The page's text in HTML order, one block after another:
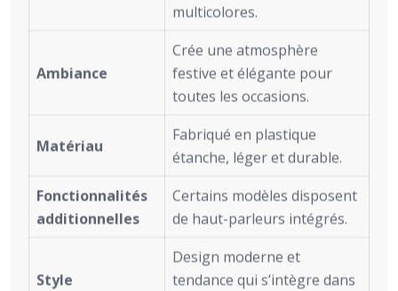
multicolores.
Ambiance
Crée une atmosphère
festive et élégante pour
toutes les occasions.
Matériau
Fabriqué en plastique
étanche, léger et durable.
Fonctionnalités
additionnelles
Certains modèles disposent
de haut-parleurs intégrés.
Style
Design moderne et
tendance qui s’intègre dans